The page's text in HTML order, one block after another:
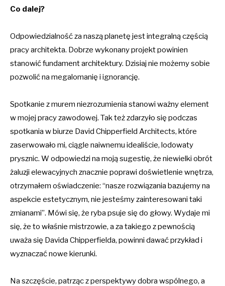
Co dalej?
Odpowiedzialność za naszą planetę jest integralną częścią
pracy architekta. Dobrze wykonany projekt powinien
stanowić fundament architektury. Dzisiaj nie możemy sobie
pozwolić na megalomanię i ignorancję.
Spotkanie z murem niezrozumienia stanowi ważny element
w mojej pracy zawodowej. Tak też zdarzyło się podczas
spotkania w biurze David Chipperfield Architects, które
zaserwowało mi, ciągle naiwnemu idealiście, lodowaty
prysznic. W odpowiedzi na moją sugestię, że niewielki obrót
żaluzji elewacyjnych znacznie poprawi doświetlenie wnętrza,
otrzymałem oświadczenie: “nasze rozwiązania bazujemy na
aspekcie estetycznym, nie jesteśmy zainteresowani taki
zmianami”. Mówi się, że ryba psuje się do głowy. Wydaje mi
się, że to właśnie mistrzowie, a za takiego z pewnością
uważa się Davida Chipperfielda, powinni dawać przykład i
wyznaczać nowe kierunki.
Na szczęście, patrząc z perspektywy dobra wspólnego, a